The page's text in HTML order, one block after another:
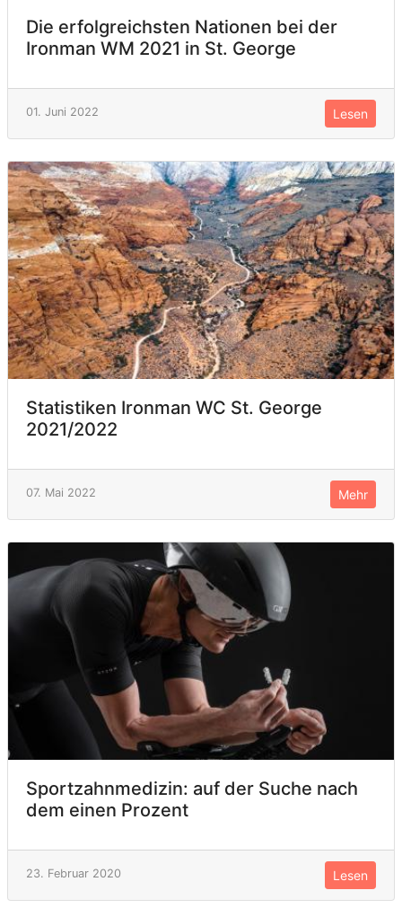
Die erfolgreichsten Nationen bei der
Ironman WM 2021 in St. George
01. Juni 2022 Lesen
Statistiken Ironman WC St. George
2021/2022
07. Mai 2022 Mehr
Sportzahnmedizin: auf der Suche nach
dem einen Prozent
23. Februar 2020 Lesen